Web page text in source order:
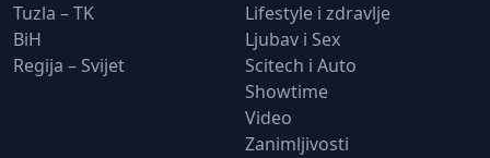
Tuzla – TK
BiH
Regija – Svijet
Lifestyle i zdravlje
Ljubav i Sex
Scitech i Auto
Showtime
Video
Zanimljivosti